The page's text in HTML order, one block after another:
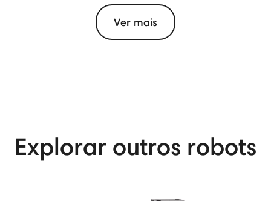
Ver mais
Explorar outros robots